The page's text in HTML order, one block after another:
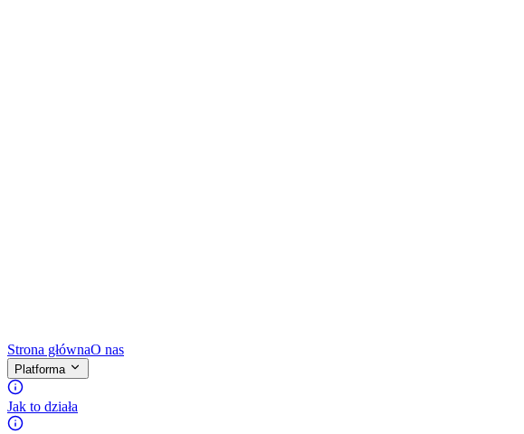
Strona głównaO nas
Platforma
Jak to działa